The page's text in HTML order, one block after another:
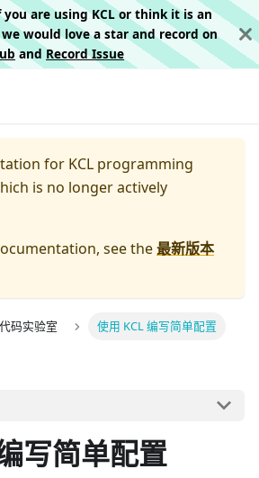
you are using KCL or think it is an
would love a star and record on
and Record Issue
for KCL programming
is no longer actively
see the最新版本
代码实验室 使用 KCL 编写简单配置
写简单配置